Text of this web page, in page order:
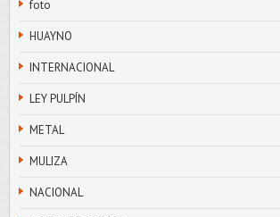
foto
HUAYNO
INTERNACIONAL
LEY PULPÍN
METAL
MULIZA
NACIONAL